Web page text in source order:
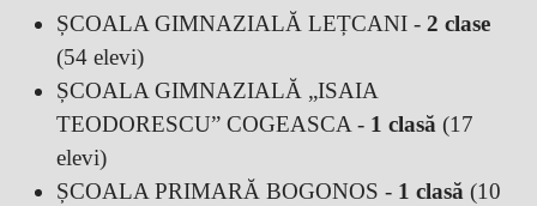
ȘCOALA GIMNAZIALĂ LEȚCANI - 2 clase
(54 elevi)
ȘCOALA GIMNAZIALĂ „ISAIA
TEODORESCU” COGEASCA - 1 clasă (17
elevi)
ȘCOALA PRIMARĂ BOGONOS - 1 clasă (10